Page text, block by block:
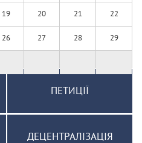
19 20 21 22
26 27 28 29
ПЕТИЦІЇ
ДЕЦЕНТРАЛІЗАЦІЯ